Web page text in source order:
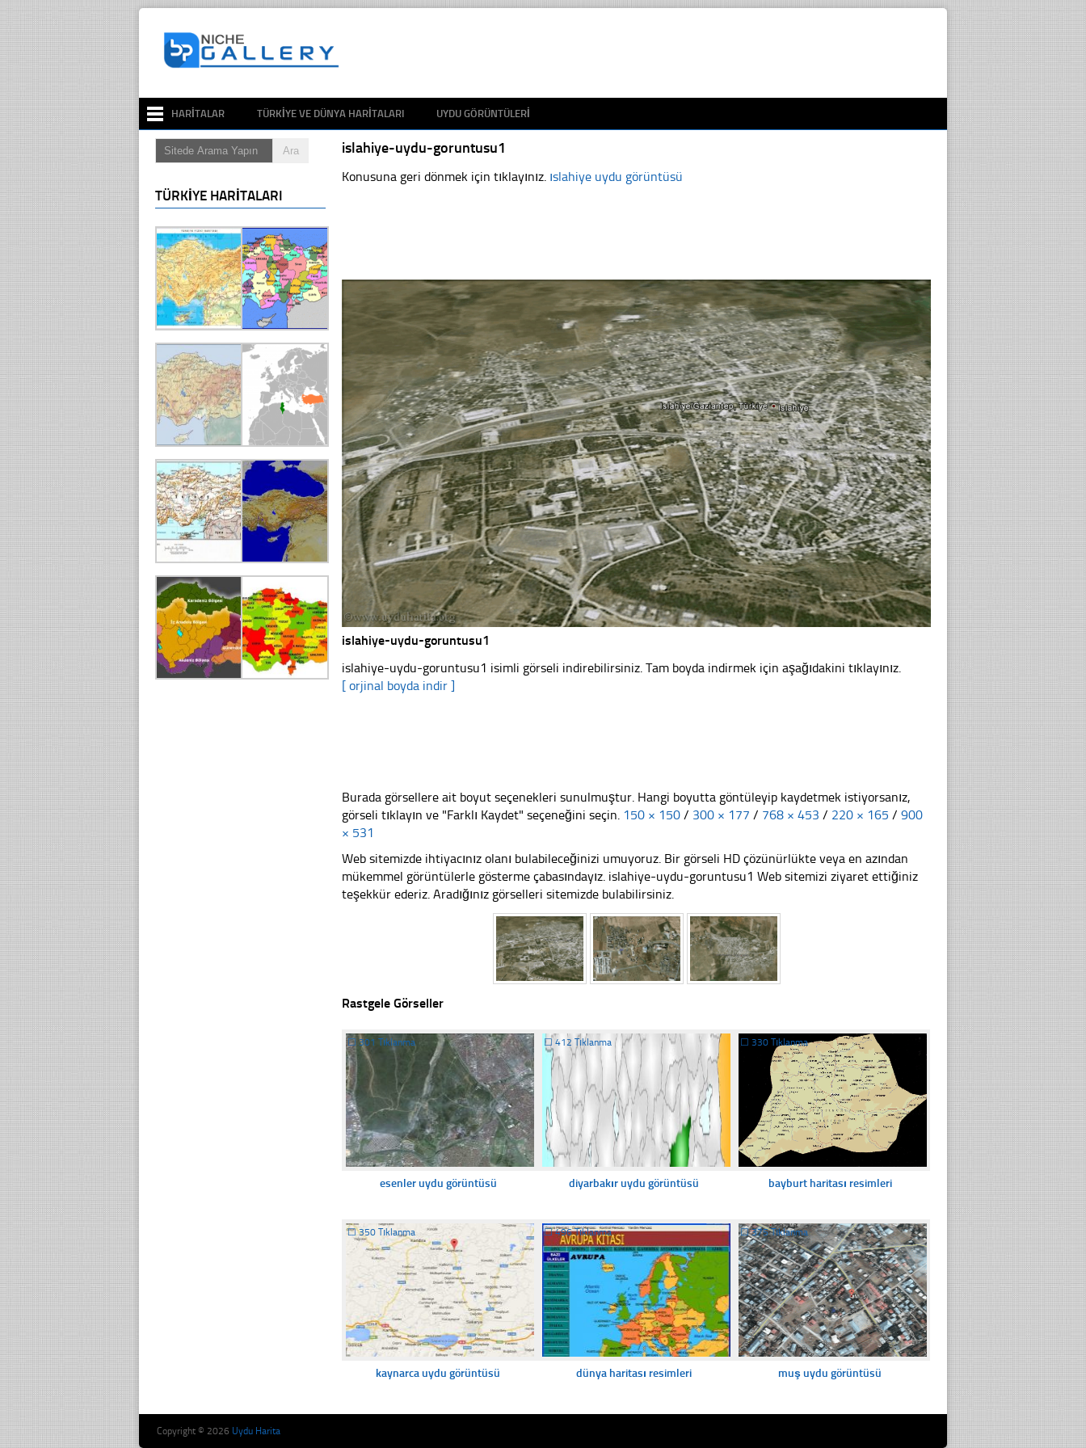
HARITALAR TÜRKIYE VE DÜNYA HARITALARI UYDU GÖRÜNTÜLERI
islahiye-uydu-goruntusu1
Konusuna geri dönmek için tıklayınız. ıslahiye uydu görüntüsü
islahiye-uydu-goruntusu1
islahiye-uydu-goruntusu1 isimli görseli indirebilirsiniz. Tam boyda indirmek için aşağıdakini tıklayınız.
[ orjinal boyda indir ]
Burada görsellere ait boyut seçenekleri sunulmuştur. Hangi boyutta göntüleyip kaydetmek istiyorsanız,
görseli tıklayın ve "Farklı Kaydet" seçeneğini seçin. 150 × 150 / 300 × 177 / 768 × 453 / 220 × 165 / 900
× 531
Web sitemizde ihtiyacınız olanı bulabileceğinizi umuyoruz. Bir görseli HD çözünürlükte veya en azından
mükemmel görüntülerle gösterme çabasındayız. islahiye-uydu-goruntusu1 Web sitemizi ziyaret ettiğiniz
teşekkür ederiz. Aradığınız görselleri sitemizde bulabilirsiniz.
Rastgele Görseller
☐301 Tıklanma
esenler uydu görüntüsü
☐ 412 Tıklanma
diyarbakır uydu görüntüsü
☐ 330 Tıklanma
bayburt haritası resimleri
☐350 Tıklanma
kaynarca uydu görüntüsü
☐496 Tıklanma
dünya haritası resimleri
☐375 Tıklanma
muş uydu görüntüsü
TÜRKIYE HARITALARI
Copyright © 2026 Uydu Harita